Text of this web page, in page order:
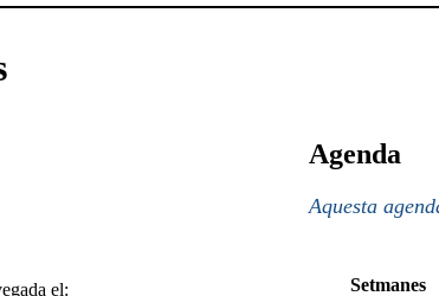
el:
Agenda
Aquesta
Setmanes